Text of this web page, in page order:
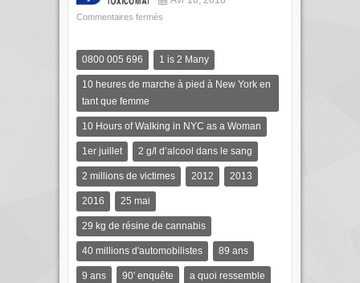
Commentaires fermés
0800 005 696 1 is 2 Many
10 heures de marche à pied à New York en
tant que femme
10 Hours of Walking in NYC as a Woman
1er juillet 2 g/l d’alcool dans le sang
2 millions de victimes 2012 2013
2016 25 mai
29 kg de résine de cannabis
40 millions d'automobilistes 89 ans
9 ans 90' enquête a quoi ressemble